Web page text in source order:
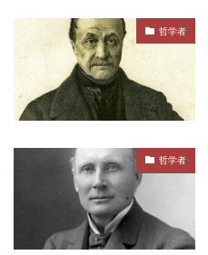
哲学者
哲学者